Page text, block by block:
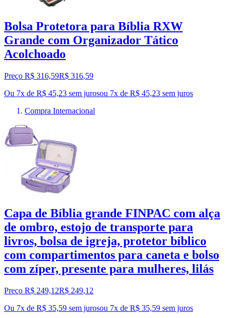
Bolsa Protetora para Bíblia RXW
Grande com Organizador Tático
Acolchoado
Preço R$ 316,59R$ 316,59
Ou 7x de R$ 45,23 sem jurosou 7x de R$ 45,23 sem juros
Compra Internacional
Capa de Bíblia grande FINPAC com alça
de ombro, estojo de transporte para
livros, bolsa de igreja, protetor bíblico
com compartimentos para caneta e bolso
com zíper, presente para mulheres, lilás
Preço R$ 249,12R$ 249,12
Ou 7x de R$ 35,59 sem jurosou 7x de R$ 35,59 sem juros